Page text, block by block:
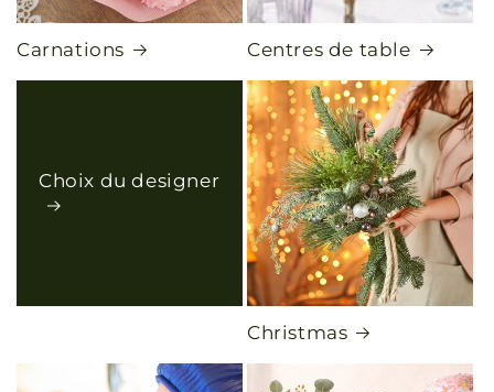
Carnations Centres de table
Choix du designer
Christmas